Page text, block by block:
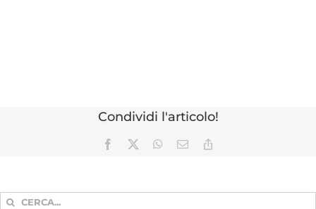
Condividi l'articolo!
Facebook WhatsApp
Email
Cerca